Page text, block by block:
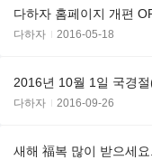
다하자 홈페이지 개편
다하자 2016-05-18
2016년 10월 1일 국경
다하자 2016-09-26
새해 福복 많이 받으세요.